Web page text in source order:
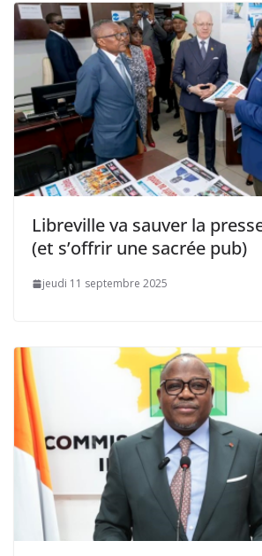
Libreville va sauver la
(et s’offrir une sacrée pub)
jeudi 11 septembre 2025